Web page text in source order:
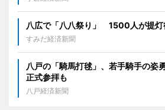
八広で「八八祭り」 1500人が提灯
すみだ経済新聞
八戸の「騎馬打毬」、若手騎手の
正式参拝も
八戸経済新聞